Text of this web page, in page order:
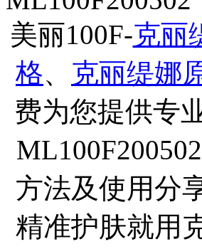
美丽100F-克丽
格、 克丽缇娜
费为您提供专
方法及使用分
精准护肤就用